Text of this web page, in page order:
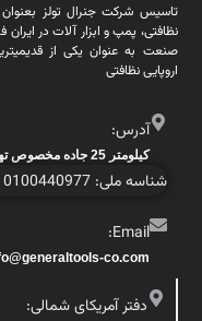
تاسیس شرکت جنرال تولز بعنوان
نظافتی، پمپ و ابزار آلات در
صنعت به عنوان یکی از
اروپایی نظافتی
آدرس:
کیلومتر 25 جاده مخصوص تهران- کرج، گرمدره، شرکت جنرال تولز
شناسه ملی: 10100440977
Email:
co.com
دفتر آمریکای شمالی: